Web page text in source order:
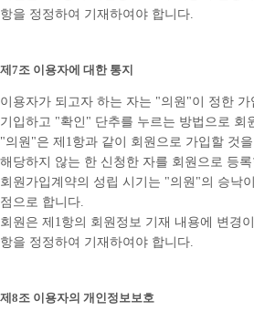
항을 정정하여 기재하여야 합니다.
제7조 이용자에 대한 통지
이용자가 되고자 하는 자는 "의원"이 정한
기입하고 "확인" 단추를 누르는 방법으로 회
"의원"은 제1항과 같이 회원으로 가입할 것
해당하지 않는 한 신청한 자를 회원으로 등
회원가입계약의 성립 시기는 "의원"의 승낙
점으로 합니다.
회원은 제1항의 회원정보 기재 내용에 변경
항을 정정하여 기재하여야 합니다.
제8조 이용자의 개인정보보호